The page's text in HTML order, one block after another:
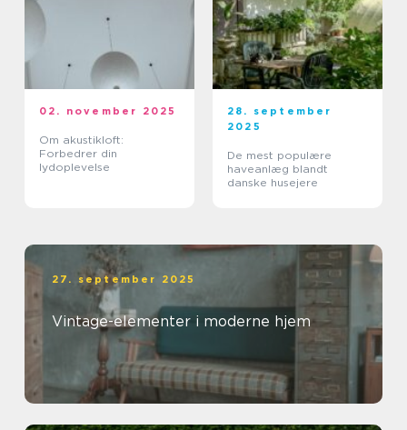
02. november 2025
Om akustikloft:
Forbedrer din
lydoplevelse
28. september
2025
De mest populære
haveanlæg blandt
danske husejere
27. september 2025
Vintage-elementer i moderne hjem